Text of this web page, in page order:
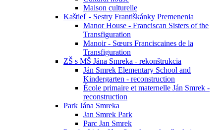
Maison culturelle
Kaštieľ - Sestry Františkánky Premenenia
Manor House - Franciscan Sisters of the
Transfiguration
Manoir - Sœurs Franciscaines de la
Transfiguration
ZŠ s MŠ Jána Smreka - rekonštrukcia
Ján Smrek Elementary School and
Kindergarten - reconstruction
École primaire et maternelle Ján Smrek -
reconstruction
Park Jána Smreka
Jan Smrek Park
Parc Jan Smrek